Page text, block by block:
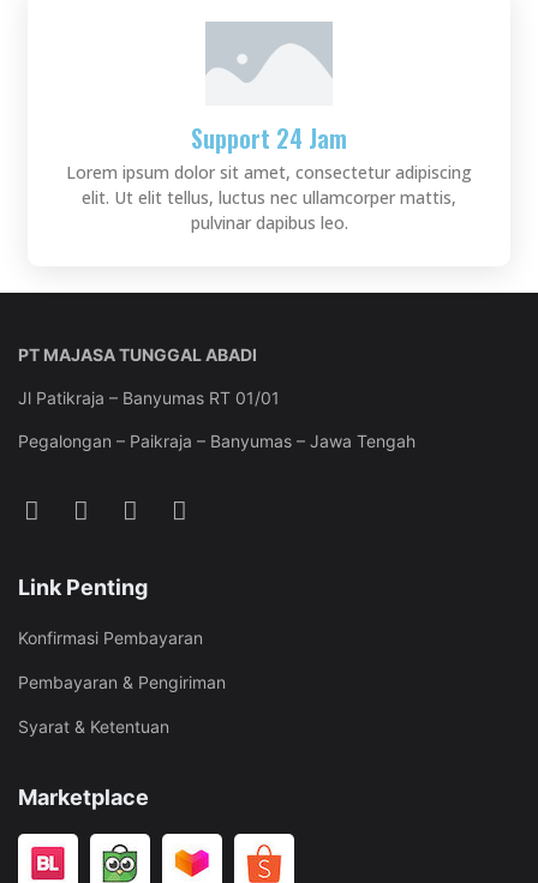
Support 24 Jam
Lorem ipsum dolor sit amet, consectetur adipiscing
elit. Ut elit tellus, luctus nec ullamcorper mattis,
pulvinar dapibus leo.
PT MAJASA TUNGGAL ABADI
Jl Patikraja – Banyumas RT 01/01
Pegalongan – Paikraja – Banyumas – Jawa Tengah
Link Penting
Konfirmasi Pembayaran
Pembayaran & Pengiriman
Syarat & Ketentuan
Marketplace